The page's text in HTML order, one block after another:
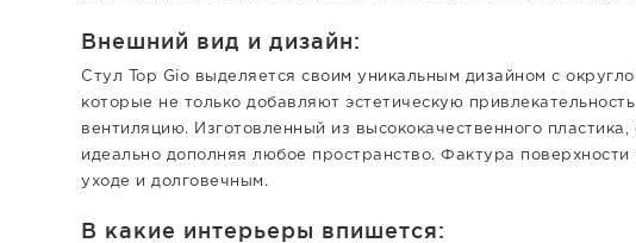
Внешний вид и дизайн:
Стул Top Gio выделяется своим уникальным дизайном с
которые не только добавляют эстетическую
вентиляцию. Изготовленный из высококачественного пластика,
идеально дополняя любое пространство. Фактура поверхности
уходе и долговечным.
В какие интерьеры впишется: